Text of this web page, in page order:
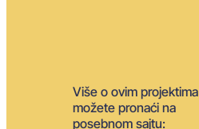
Više o ovim projektima
možete pronaći na
posebnom sajtu: